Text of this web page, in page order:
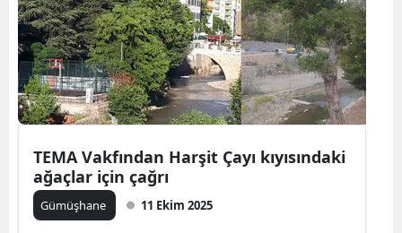
Batman
Şırnak
Bartın
TEMA Vakfından Harşit Çayı kıyısındaki
ağaçlar için çağrı
Gümüşhane 11 Ekim 2025